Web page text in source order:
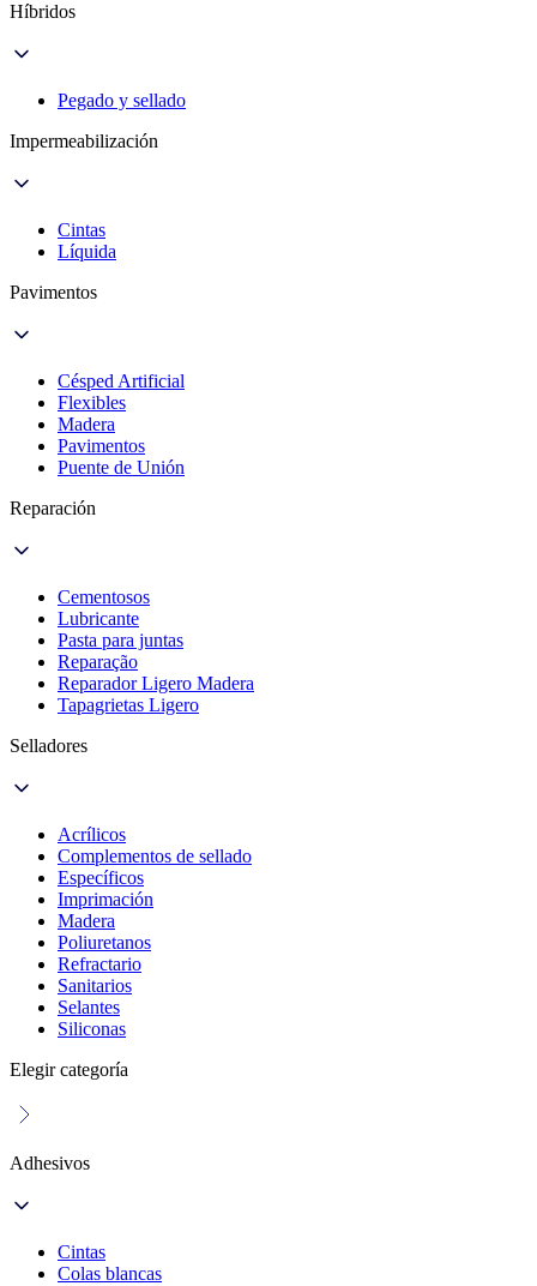
Híbridos
Pegado y sellado
Impermeabilización
Cintas
Líquida
Pavimentos
Césped Artificial
Flexibles
Madera
Pavimentos
Puente de Unión
Reparación
Cementosos
Lubricante
Pasta para juntas
Reparação
Reparador Ligero Madera
Tapagrietas Ligero
Selladores
Acrílicos
Complementos de sellado
Específicos
Imprimación
Madera
Poliuretanos
Refractario
Sanitarios
Selantes
Siliconas
Elegir categoría
Adhesivos
Cintas
Colas blancas